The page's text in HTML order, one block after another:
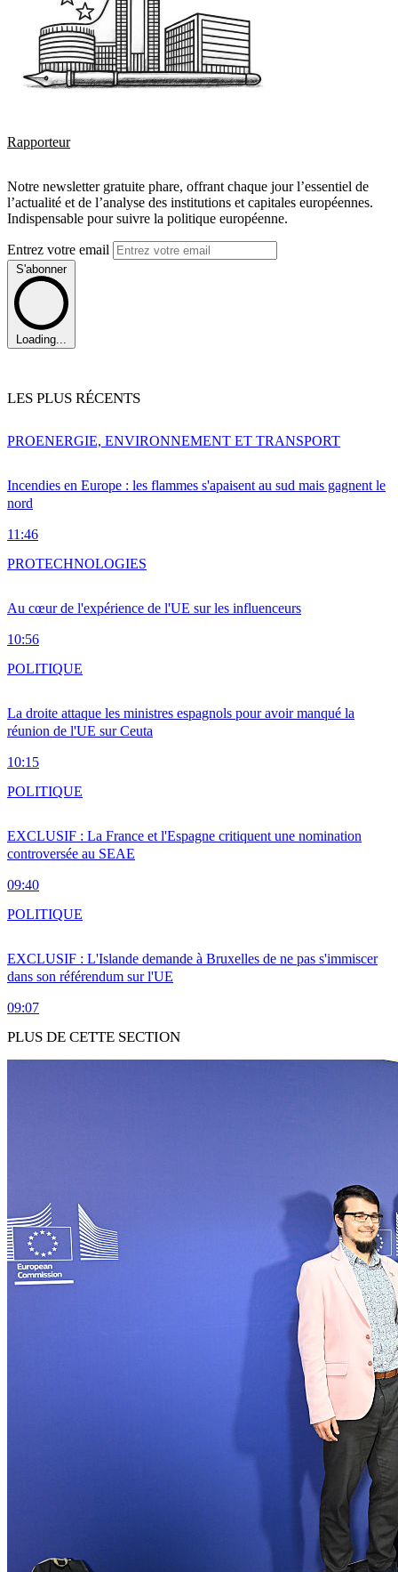
Rapporteur
Notre newsletter gratuite phare, offrant chaque jour l’essentiel de
l’actualité et de l’analyse des institutions et capitales européennes.
Indispensable pour suivre la politique européenne.
Entrez votre email
S'abonner
Loading...
LES PLUS RÉCENTS
Incendies en Europe : les flammes s'apaisent au sud mais gagnent le
nord
11:46
PROENERGIE, ENVIRONNEMENT ET TRANSPORT
Au cœur de l'expérience de l'UE sur les influenceurs
10:56
PROTECHNOLOGIES
La droite attaque les ministres espagnols pour avoir manqué la
réunion de l'UE sur Ceuta
10:15
POLITIQUE
EXCLUSIF : La France et l'Espagne critiquent une nomination
controversée au SEAE
09:40
POLITIQUE
EXCLUSIF : L'Islande demande à Bruxelles de ne pas s'immiscer
dans son référendum sur l'UE
09:07
POLITIQUE
PLUS DE CETTE SECTION